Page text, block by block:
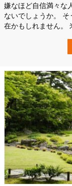
嫌なほど自信満々な
ないでしょうか。
在かもしれません。
な性格特性は、スト
いました。 この研